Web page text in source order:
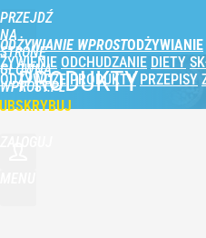
PRZEJDŹ
NA
STRONĘ
GŁÓWNĄ
WPROST.PL
ODŻYWIANIE WPROST
ŻYWIENIE ODCHUDZANIE DIETY
ODŻYWCZE PRODUKTY PRZEPISY
PRODUKTY